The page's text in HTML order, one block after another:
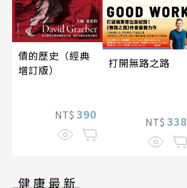
債的歷史（經典
增訂版）
NT$ 390
打開無路之路
NT$ 338
健康最新